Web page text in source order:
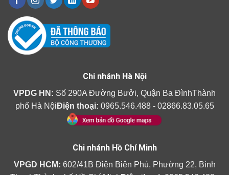
Chi nhánh Hà Nội
VPDG HN: Số 290A Đường Bưởi, Quận Ba ĐìnhThành
phố Hà NộiĐiện thoại: 0965.546.488 - 02866.83.05.65
Chi nhánh Hồ Chí Minh
VPGD HCM: 602/41B Điện Biên Phủ, Phường 22, Bình